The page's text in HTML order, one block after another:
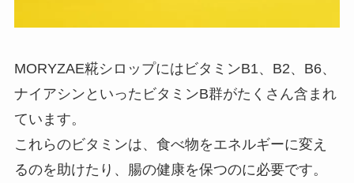
MORYZAE糀シロップにはビタミンB1、B2、B6、
ナイアシンといったビタミンB群がたくさん含まれ
ています。
これらのビタミンは、食べ物をエネルギーに変え
るのを助けたり、腸の健康を保つのに必要です。